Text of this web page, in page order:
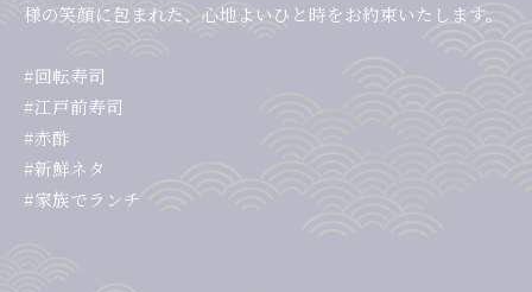
様の笑顔に包まれた、心地よいひと時をお約束いたします。
#回転寿司
#江戸前寿司
#赤酢
#新鮮ネタ
#家族でランチ